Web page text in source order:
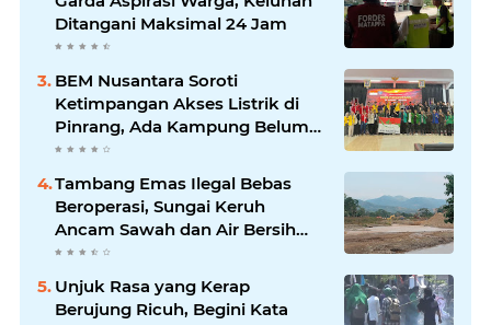
Ditangani Maksimal 24 Jam
BEM Nusantara Soroti
Ketimpangan Akses Listrik di
Pinrang, Ada Kampung Belum
Terlayani
Tambang Emas Ilegal Bebas
Beroperasi, Sungai Keruh
Ancam Sawah dan Air Bersih
Warga Luwu
Unjuk Rasa yang Kerap
Berujung Ricuh, Begini Kata